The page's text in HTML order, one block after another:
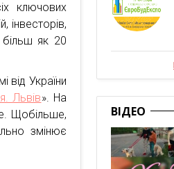
ключових
інвесторів,
як 20
від України
Львів». На
Щобільше,
змінює
ВІДЕО